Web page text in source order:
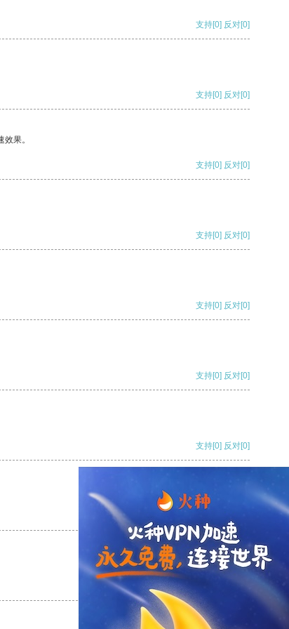
支持[0] 反对[0]
支持[0] 反对[0]
果。
支持[0] 反对[0]
支持[0] 反对[0]
支持[0] 反对[0]
支持[0] 反对[0]
支持[0] 反对[0]
反对